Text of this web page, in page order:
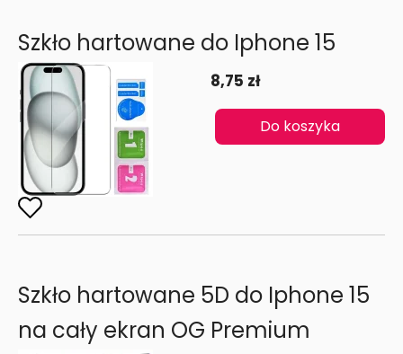
Szkło hartowane do Iphone 15
8,75 zł
Do koszyka
Szkło hartowane 5D do Iphone 15
na cały ekran OG Premium